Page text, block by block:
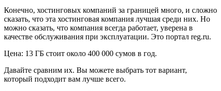
Конечно, хостинговых компаний за границей много, и сложно
сказать, что эта хостинговая компания лучшая среди них. Но
можно сказать, что компания всегда работает, уверена в
качестве обслуживания при эксплуатации. Это портал reg.ru.
Цена: 13 ГБ стоит около 400 000 сумов в год.
Давайте сравним их. Вы можете выбрать тот вариант,
который подходит вам лучше всего.